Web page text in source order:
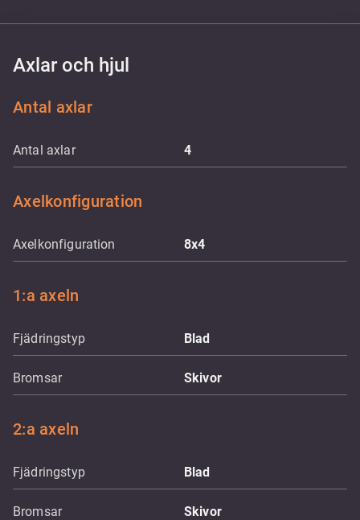
Axlar och hjul
Antal axlar
Antal axlar 4
Axelkonfiguration
Axelkonfiguration 8x4
1:a axeln
Fjädringstyp Blad
Bromsar Skivor
2:a axeln
Fjädringstyp Blad
Bromsar Skivor